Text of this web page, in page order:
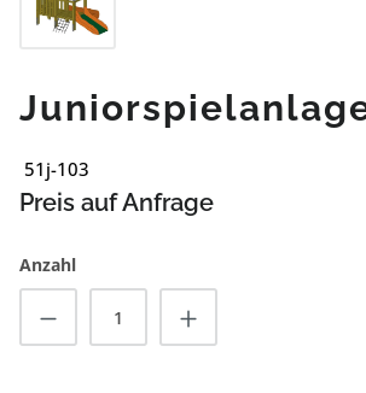
51j-103
Preis auf Anfrage
Anzahl
Produkt Anzahl: Gib den